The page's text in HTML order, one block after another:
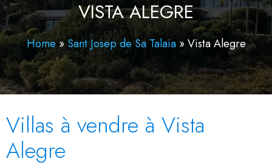
VISTA ALEGRE
Home» Sant Josep de Sa Talaia»Vista Alegre
Villas à vendre à Vista
Alegre